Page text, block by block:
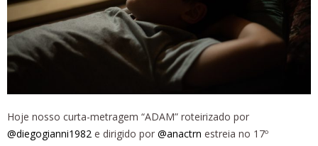
Hoje nosso curta-metragem “ADAM” roteirizado por
@diegogianni1982 e dirigido por @anactrn estreia no 17º